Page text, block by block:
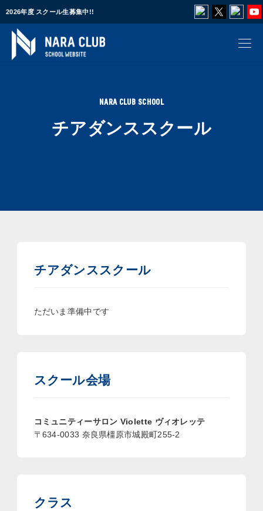
2026年度 スクール生募集中!!
NARA CLUB SCHOOL
チアダンススクール
チアダンススクール
ただいま準備中です
スクール会場
コミュニティーサロン Violette ヴィオレッテ
〒634-0033 奈良県橿原市城殿町255-2
クラス